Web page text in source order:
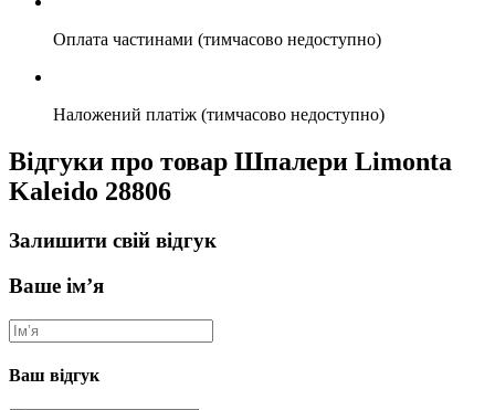
Оплата частинами (тимчасово недоступно)
Наложений платіж (тимчасово недоступно)
Відгуки про товар Шпалери Limonta
Kaleido 28806
Залишити свій відгук
Ваше ім’я
Ваш відгук